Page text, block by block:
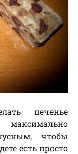
печенье
чтобы
есть просто